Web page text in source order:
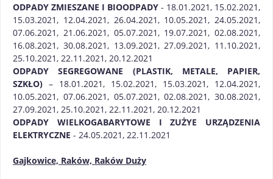
ODPADY ZMIESZANE I BIOODPADY - 18.01.2021, 15.02.2021,
15.03.2021, 12.04.2021, 26.04.2021, 10.05.2021, 24.05.2021,
07.06.2021, 21.06.2021, 05.07.2021, 19.07.2021, 02.08.2021,
16.08.2021, 30.08.2021, 13.09.2021, 27.09.2021, 11.10.2021,
25.10.2021, 22.11.2021, 20.12.2021
ODPADY SEGREGOWANE (PLASTIK, METALE, PAPIER,
SZKŁO) – 18.01.2021, 15.02.2021, 15.03.2021, 12.04.2021,
10.05.2021, 07.06.2021, 05.07.2021, 02.08.2021, 30.08.2021,
27.09.2021, 25.10.2021, 22.11.2021, 20.12.2021
ODPADY WIELKOGABARYTOWE I ZUŻYE URZĄDZENIA
ELEKTRYCZNE - 24.05.2021, 22.11.2021
Gajkowice, Raków, Raków Duży